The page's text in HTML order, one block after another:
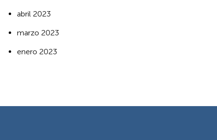
abril 2023
marzo 2023
enero 2023